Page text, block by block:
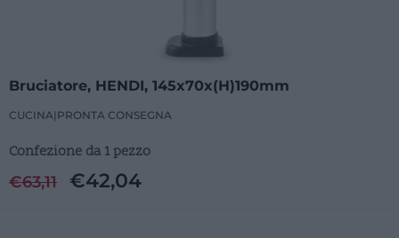
Bruciatore, HENDI, 145x70x(H)190mm
CUCINA| PRONTA CONSEGNA
Confezione da 1 pezzo
€63,11 €42,04